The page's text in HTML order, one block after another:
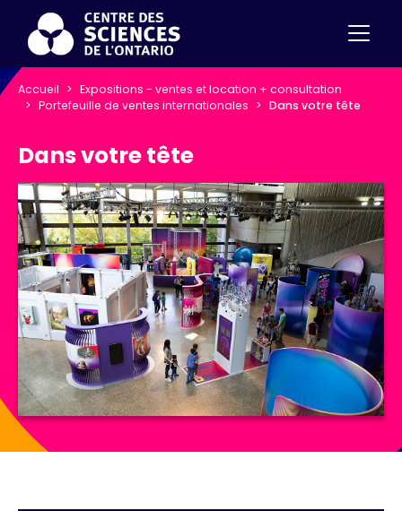
Accueil
Expositions - ventes et location + consultation
Portefeuille de ventes internationales
Dans votre tête
Dans votre tête